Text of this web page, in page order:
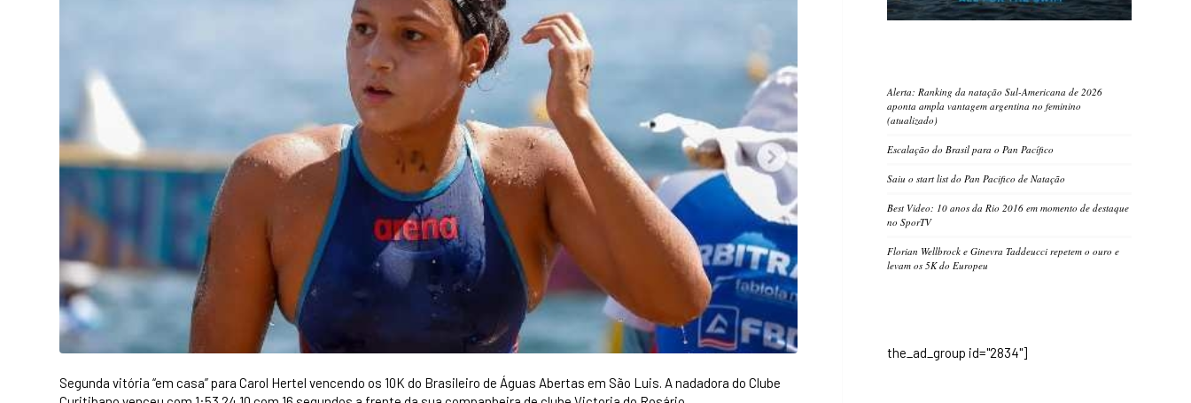
Segunda vitória “em casa” para Carol Hertel vencendo os 10K do Brasileiro de Águas Abertas em São Luis. A nadadora do Clube
Alerta: Ranking da natação Sul-Americana de 2026
aponta ampla vantagem argentina no feminino
(atualizado)
Escalação do Brasil para o Pan Pacífico
Saiu o start list do Pan Pacifico de Natação
Best Video: 10 anos da Rio 2016 em momento de destaque
no SporTV
Florian Wellbrock e Ginevra Taddeucci repetem o ouro e
levam os 5K do Europeu
the_ad_group id="2834"]